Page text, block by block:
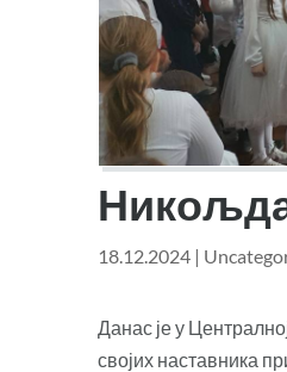
18.12.2024 |
Данас је у
својих наставника